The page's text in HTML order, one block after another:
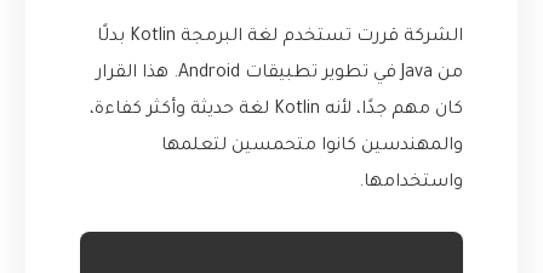
الشركة قررت تستخدم لغة البرمجة Kotlin بدلًا
من Java في تطوير تطبيقات Android. هذا القرار
كان مهم جدًا، لأنه Kotlin لغة حديثة وأكثر كفاءة،
والمهندسين كانوا متحمسين لتعلمها
واستخدامها.